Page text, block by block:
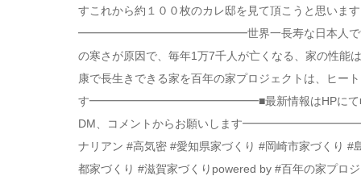
すこれから約１００枚のカレ邸を見て頂こうと思い
━━━━━━━━━━━━━━━世界一長寿な日本人ですが、
の寒さが原因で、毎年1万7千人が亡くなる、家の性能
康で長生きできる家を百年の家プロジェクトは、ヒー
す━━━━━━━━━━━━━━━■最新情報はHPにて
DM、コメントからお願いします
ナリアン #高気密 #愛知県家づくり #岡崎市家づくり
都家づくり #滋賀家づくりpowered by #百年の家プロ